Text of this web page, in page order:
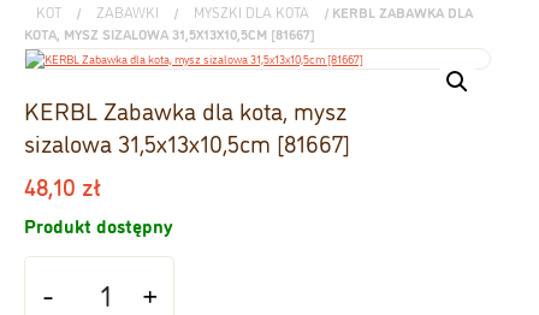
KOT / ZABAWKI / MYSZKI DLA KOTA
/ KERBL ZABAWKA DLA
KOTA, MYSZ SIZALOWA 31,5X13X10,5CM [81667]
KERBL Zabawka dla kota, mysz
sizalowa 31,5x13x10,5cm [81667]
48,10 zł
Produkt dostępny
- +